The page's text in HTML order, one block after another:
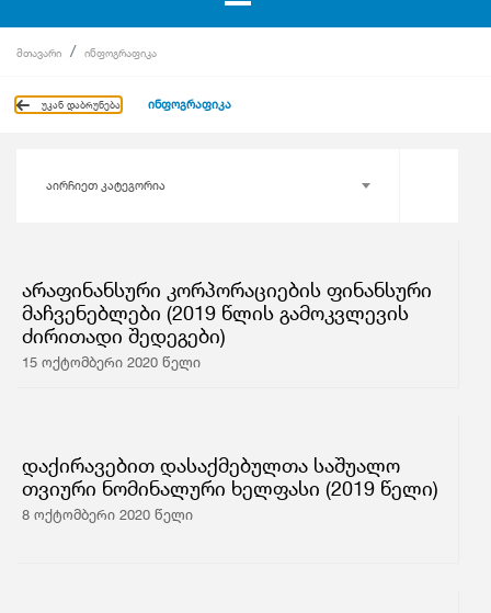
მთავარი ინფოგრაფიკა
უკან დაბრუნება ინფოგრაფიკა
აირჩიეთ კატეგორია
არაფინანსური კორპორაციების ფინანსური
მაჩვენებლები (2019 წლის გამოკვლევის
ძირითადი შედეგები)
15 ოქტომბერი 2020 წელი
დაქირავებით დასაქმებულთა საშუალო
თვიური ნომინალური ხელფასი (2019 წელი)
8 ოქტომბერი 2020 წელი